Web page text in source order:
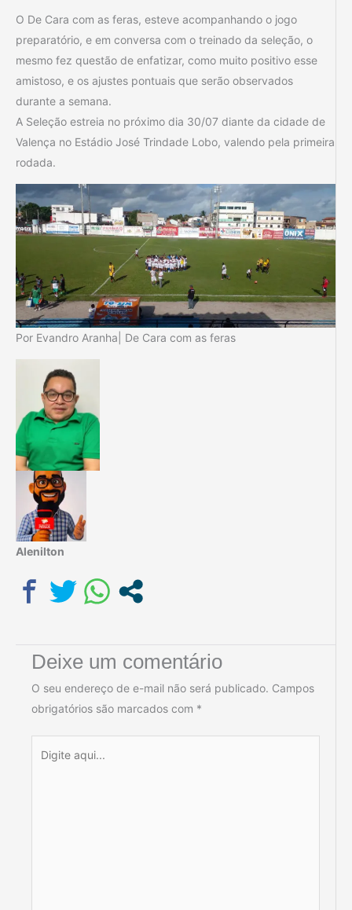
O De Cara com as feras, esteve acompanhando o jogo
preparatório, e em conversa com o treinado da seleção, o
mesmo fez questão de enfatizar, como muito positivo esse
amistoso, e os ajustes pontuais que serão observados
durante a semana.
A Seleção estreia no próximo dia 30/07 diante da cidade de
Valença no Estádio José Trindade Lobo, valendo pela primeira
rodada.
Por Evandro Aranha| De Cara com as feras
Alenilton
Deixe um comentário
O seu endereço de e-mail não será publicado. Campos
obrigatórios são marcados com *
aqui...